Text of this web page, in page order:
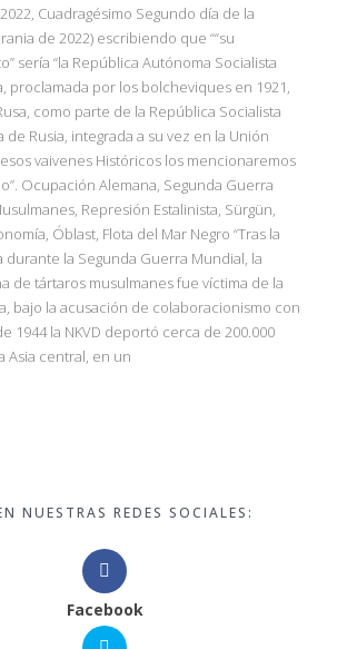
Cuadragésimo Segundo día de la
de 2022) escribiendo que ““su
sería “la República Autónoma Socialista
proclamada por los bolcheviques en 1921,
como parte de la República Socialista
de Rusia, integrada a su vez en la Unión
vaivenes Históricos los mencionaremos
Ocupación Alemana, Segunda Guerra
Represión Estalinista, Sürgün,
Óblast, Flota del Mar Negro “Tras la
la Segunda Guerra Mundial, la
de tártaros musulmanes fue víctima de la
bajo la acusación de colaboracionismo con
1944 la NKVD deportó cerca de 200.000
Asia central, en un
NUESTRAS REDES SOCIALES:
Facebook